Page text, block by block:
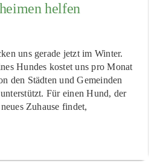
helfen
uns gerade jetzt im Winter.
Hundes kostet uns pro Monat
den Städten und Gemeinden
Für einen Hund, der
Zuhause findet,